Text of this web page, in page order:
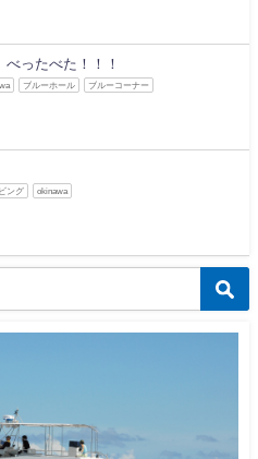
ったべた！！！
ブルーホール ブルーコーナー
ング okinawa